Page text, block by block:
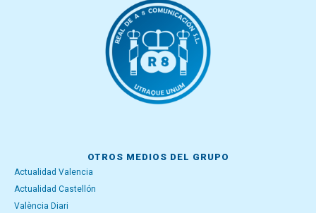
OTROS MEDIOS DEL GRUPO
Actualidad Valencia
Actualidad Castellón
València Diari